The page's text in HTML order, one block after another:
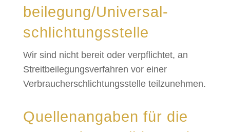
beilegung/Universal­
schlichtungs­stelle
Wir sind nicht bereit oder verpflichtet, an
Streitbeilegungsverfahren vor einer
Verbraucherschlichtungsstelle teilzunehmen.
Quellenangaben für die